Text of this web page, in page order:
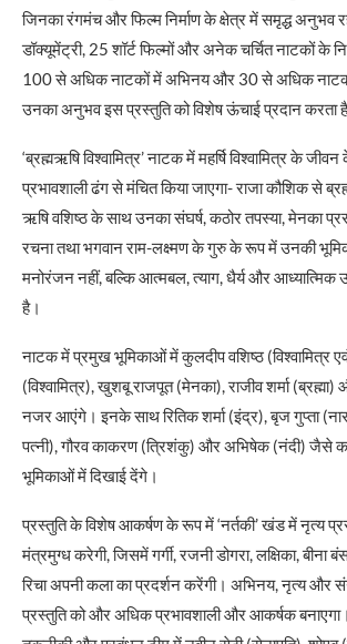
जिनका रंगमंच और फिल्म निर्माण के क्षेत्र में समृद्ध अनुभव
डॉक्यूमेंट्री, 25 शॉर्ट फिल्मों और अनेक चर्चित नाटकों के
100 से अधिक नाटकों में अभिनय और 30 से अधिक
उनका अनुभव इस प्रस्तुति को विशेष ऊंचाई प्रदान करता
‘ब्रह्मऋषि विश्वामित्र’ नाटक में महर्षि विश्वामित्र के
प्रभावशाली ढंग से मंचित किया जाएगा- राजा कौशिक से
ऋषि वशिष्ठ के साथ उनका संघर्ष, कठोर तपस्या, मेनका
रचना तथा भगवान राम-लक्ष्मण के गुरु के रूप में उनकी
मनोरंजन नहीं, बल्कि आत्मबल, त्याग, धैर्य और आध्यात्मिक
है।
नाटक में प्रमुख भूमिकाओं में कुलदीप वशिष्ठ (विश्वामित्र
(विश्वामित्र), खुशबू राजपूत (मेनका), राजीव शर्मा
नजर आएंगे। इनके साथ रितिक शर्मा (इंद्र), बृज गुप्ता
पत्नी), गौरव काकरण (त्रिशंकु) और अभिषेक (नंदी) जैसे
भूमिकाओं में दिखाई देंगे।
प्रस्तुति के विशेष आकर्षण के रूप में ‘नर्तकी’ खंड में नृत्य
मंत्रमुग्ध करेगी, जिसमें गर्गी, रजनी डोगरा, लक्षिका,
रिचा अपनी कला का प्रदर्शन करेंगी। अभिनय, नृत्य और
प्रस्तुति को और अधिक प्रभावशाली और आकर्षक बनाएगा।